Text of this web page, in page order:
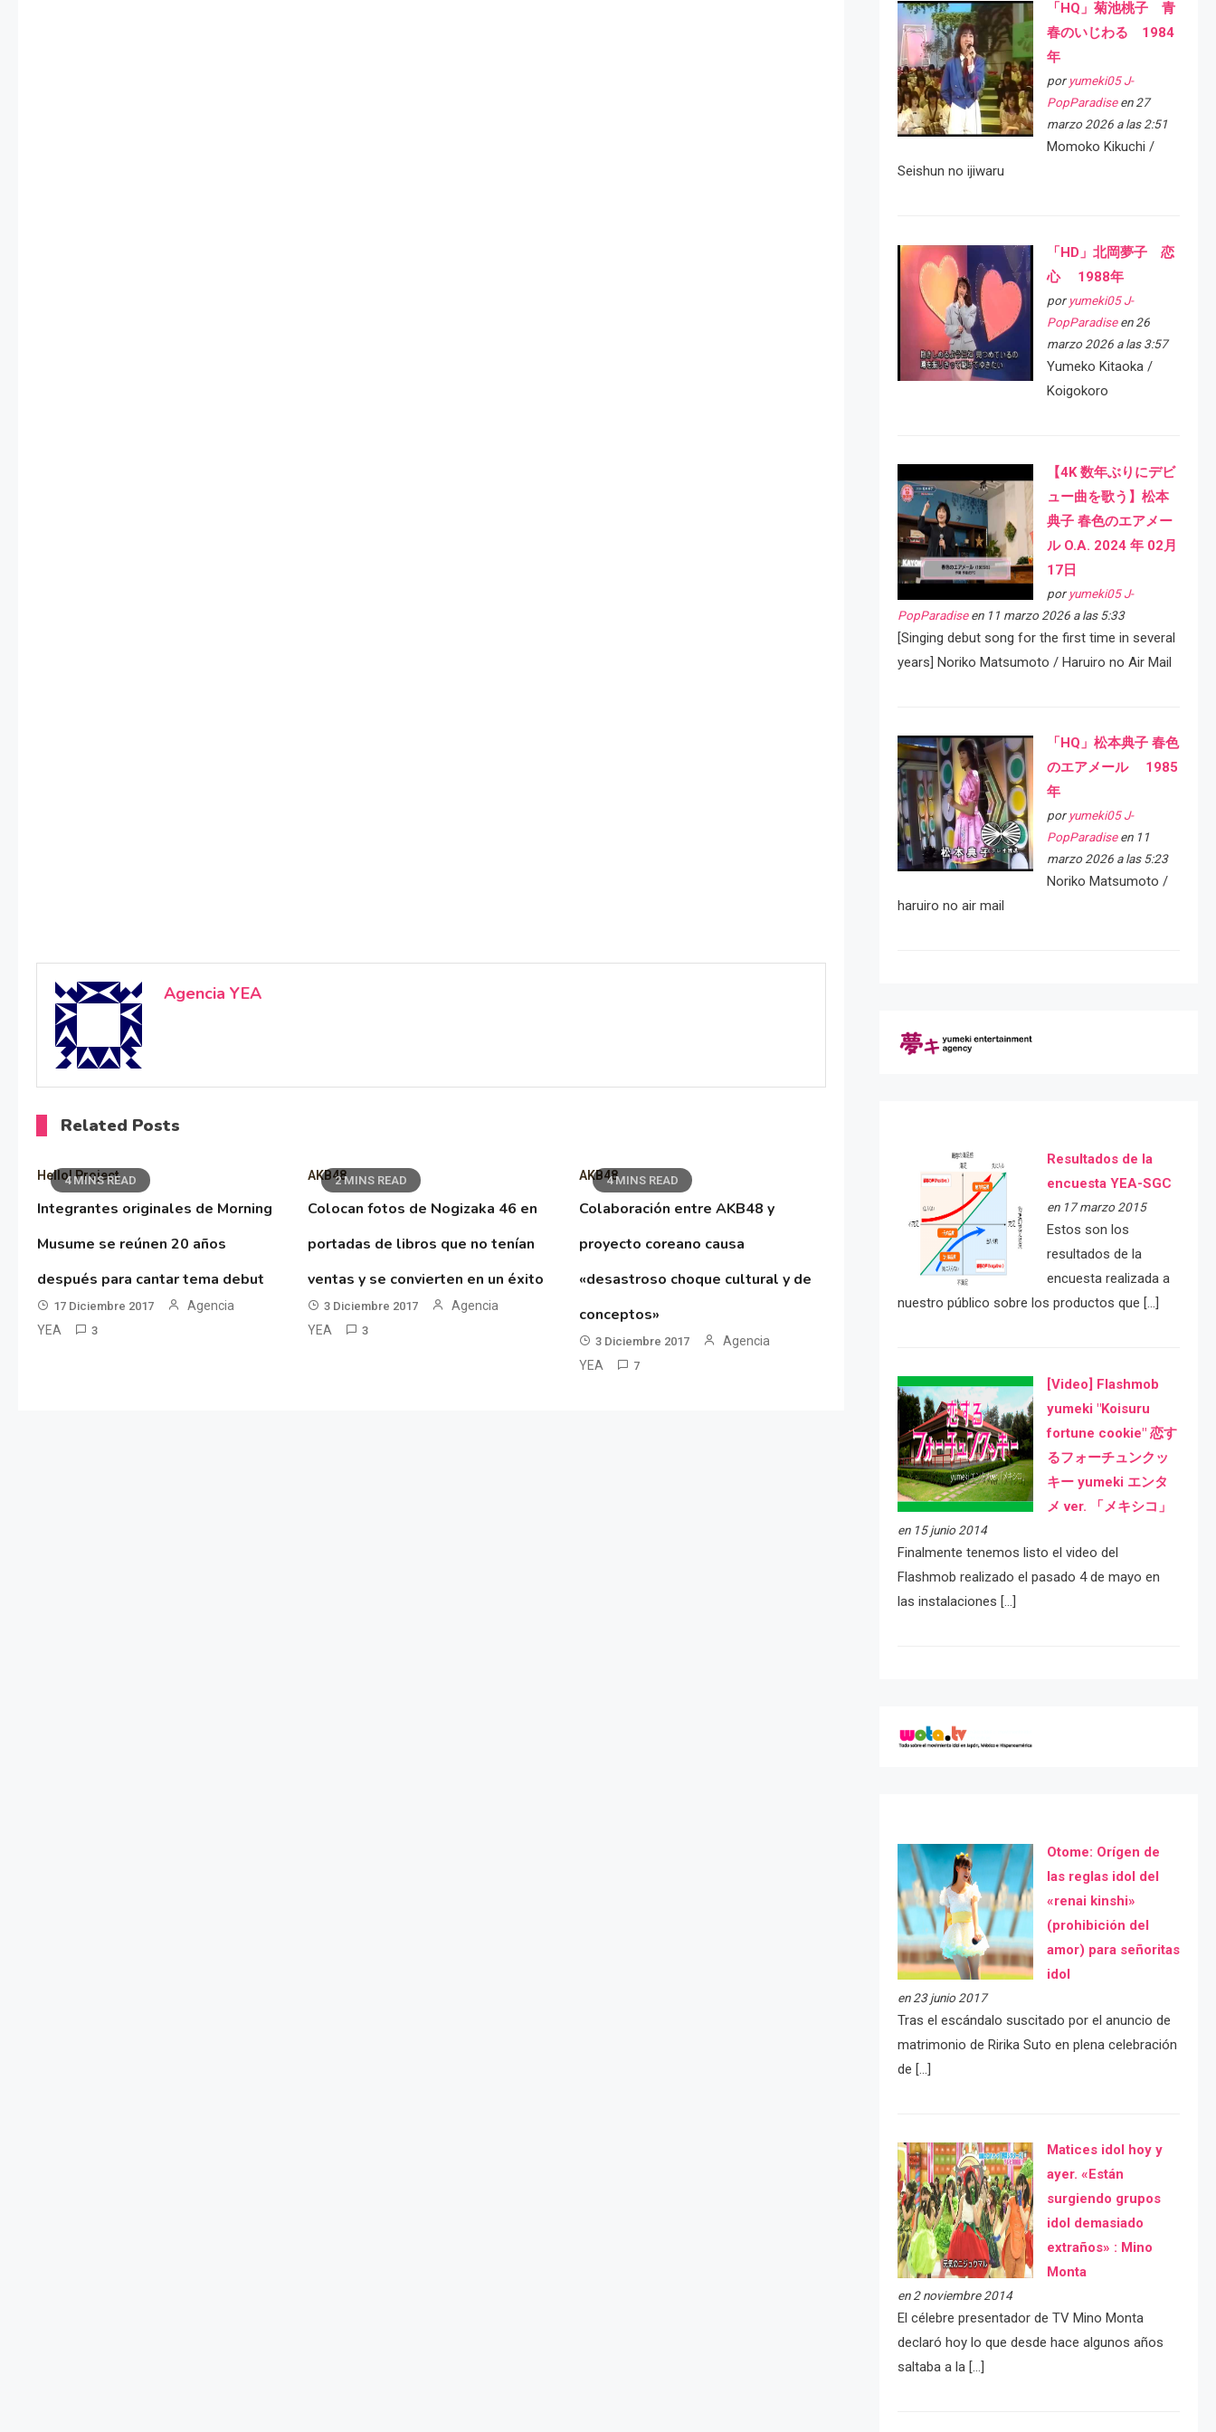
Agencia YEA
Related Posts
4 MINS READ
Hello! Project
Integrantes originales de Morning
Musume se reúnen 20 años
después para cantar tema debut
17 Diciembre 2017
Agencia
YEA
3
2 MINS READ
AKB48
Colocan fotos de Nogizaka 46 en
portadas de libros que no tenían
ventas y se convierten en un éxito
3 Diciembre 2017
Agencia
YEA
3
4 MINS READ
AKB48
Colaboración entre AKB48 y
proyecto coreano causa
«desastroso choque cultural y de
conceptos»
3 Diciembre 2017
Agencia
YEA
7
「HQ」菊池桃子 青
春のいじわる 1984
年
por yumeki05 J-
PopParadiseen 27
marzo 2026 a las 2:51
Momoko Kikuchi /
Seishun no ijiwaru
「HD」北岡夢子 恋
心 1988年
por yumeki05 J-
PopParadiseen 26
marzo 2026 a las 3:57
Yumeko Kitaoka /
Koigokoro
【4K 数年ぶりにデビ
ュー曲を歌う】松本
典子 春色のエアメー
ル O.A. 2024 年 02月
17日
por yumeki05 J-
PopParadiseen 11 marzo 2026 a las 5:33
[Singing debut song for the first time in several
years] Noriko Matsumoto / Haruiro no Air Mail
「HQ」松本典子 春色
のエアメール 1985
年
por yumeki05 J-
PopParadiseen 11
marzo 2026 a las 5:23
Noriko Matsumoto /
haruiro no air mail
Resultados de la
encuesta YEA-SGC
en 17 marzo 2015
Estos son los
resultados de la
encuesta realizada a
nuestro público sobre los productos que […]
[Video] Flashmob
yumeki "Koisuru
fortune cookie" 恋す
るフォーチュンクッ
キー yumeki エンタ
メ ver. 「メキシコ」
en 15 junio 2014
Finalmente tenemos listo el video del
Flashmob realizado el pasado 4 de mayo en
las instalaciones […]
Otome: Orígen de
las reglas idol del
«renai kinshi»
(prohibición del
amor) para señoritas
idol
en 23 junio 2017
Tras el escándalo suscitado por el anuncio de
matrimonio de Ririka Suto en plena celebración
de […]
Matices idol hoy y
ayer. «Están
surgiendo grupos
idol demasiado
extraños» : Mino
Monta
en 2 noviembre 2014
El célebre presentador de TV Mino Monta
declaró hoy lo que desde hace algunos años
saltaba a la […]